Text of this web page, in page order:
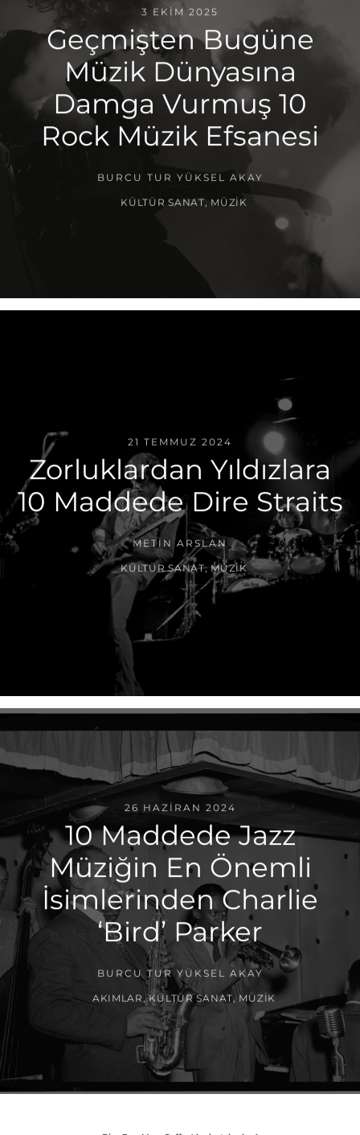
3 EKIM 2025
Geçmişten Bugüne
Müzik Dünyasına
Damga Vurmuş 10
Rock Müzik Efsanesi
BURCU TUR YÜKSEL AKAY
KÜLTÜR SANAT, MÜZIK
21 TEMMUZ 2024
Zorluklardan Yıldızlara
10 Maddede Dire Straits
METIN ARSLAN
KÜLTÜR SANAT,MÜZIK
26 HAZIRAN 2024
10 Maddede Jazz
Müziğin En Önemli
İsimlerinden Charlie
‘Bird’ Parker
BURCU TUR YÜKSEL AKAY
AKIMLAR ,KÜLTÜR SANAT, MÜZIK